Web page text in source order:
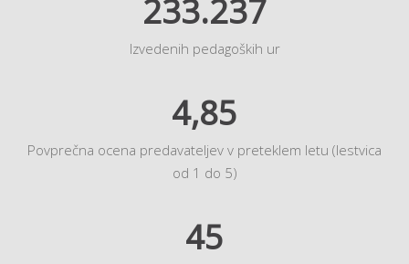
233.237
Izvedenih pedagoških ur
4,85
Povprečna ocena predavateljev v preteklem letu (lestvica
od 1 do 5)
45